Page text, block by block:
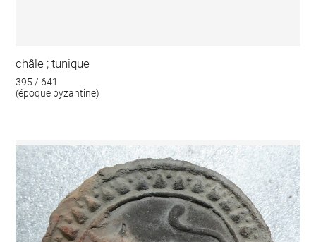
châle ; tunique
395 / 641
(époque byzantine)